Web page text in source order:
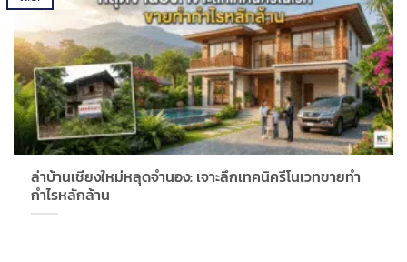
ล่าบ้านเชียงใหม่หลุดจำนอง: เจาะลึกเทคนิครีโนเวทขายทำ
กำไรหลักล้าน